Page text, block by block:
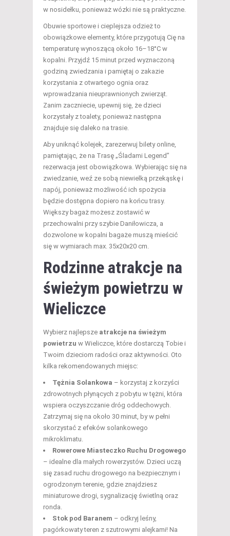
w nosidełku, ponieważ wózki nie są praktyczne.
Obuwie sportowe i cieplejsza odzież to
obowiązkowe elementy, które przygotują Cię na
temperaturę wynoszącą około 16–18°C w
kopalni. Przyjdź 15 minut przed wyznaczoną
godziną zwiedzania i pamiętaj o zakazie
korzystania z otwartego ognia oraz
wprowadzania nieuprawnionych zwierząt.
Zanim zaczniecie, upewnij się, że dzieci
korzystały z toalety, ponieważ następna
znajduje się daleko na trasie.
Aby uniknąć kolejek, zarezerwuj bilety online,
pamiętając, że na Trasę „Śladami Legend”
rezerwacja jest obowiązkowa. Wybierając się na
zwiedzanie, weź ze sobą niewielką przekąskę i
napój, ponieważ możliwość ich spożycia
będzie dostępna dopiero na końcu trasy.
Większy bagaż możesz zostawić w
przechowalni przy szybie Daniłowicza, a
dozwolone w kopalni bagaże muszą mieścić
się w wymiarach max. 35x20x20 cm.
Rodzinne atrakcje na
świeżym powietrzu w
Wieliczce
Wybierz najlepsze atrakcje na świeżym
powietrzu w Wieliczce, które dostarczą Tobie i
Twoim dzieciom radości oraz aktywności. Oto
kilka rekomendowanych miejsc:
Tężnia Solankowa – korzystaj z korzyści
zdrowotnych płynących z pobytu w tężni, która
wspiera oczyszczanie dróg oddechowych.
Zatrzymaj się na około 30 minut, by w pełni
skorzystać z efeków solankowego
mikroklimatu.
Rowerowe Miasteczko Ruchu Drogowego
– idealne dla małych rowerzystów. Dzieci uczą
się zasad ruchu drogowego na bezpiecznym i
ogrodzonym terenie, gdzie znajdziesz
miniaturowe drogi, sygnalizację świetlną oraz
ronda.
Stok pod Baranem – odkryj leśny,
pagórkowaty teren z szutrowymi alejkami! Na